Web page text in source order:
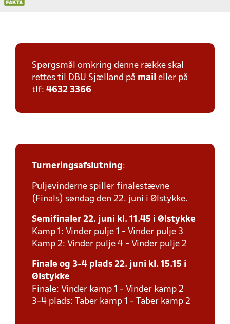
Spørgsmål omkring denne række skal
rettes til DBU Sjælland på mail eller på
tlf: 4632 3366
Turneringsafslutning:
Puljevinderne spiller finalestævne
(Finals) søndag den 22. juni i Ølstykke.
Semifinaler 22. juni kl. 11.45 i Ølstykke
Kamp 1: Vinder pulje 1 - Vinder pulje 3
Kamp 2: Vinder pulje 4 - Vinder pulje 2
Finale og 3-4 plads 22. juni kl. 15.15 i
Ølstykke
Finale: Vinder kamp 1 - Vinder kamp 2
3-4 plads: Taber kamp 1 - Taber kamp 2